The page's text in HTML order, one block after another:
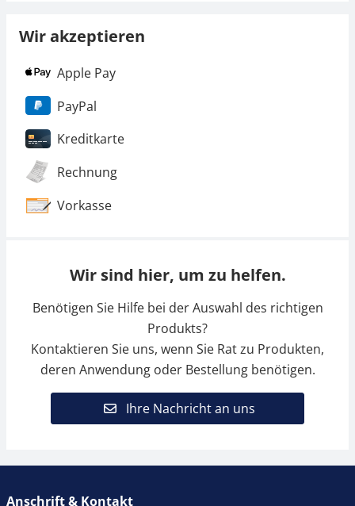
Wir akzeptieren
Apple Pay
PayPal
Kreditkarte
Rechnung
Vorkasse
Wir sind hier, um zu helfen.
Benötigen Sie Hilfe bei der Auswahl des richtigen
Produkts?
Kontaktieren Sie uns, wenn Sie Rat zu Produkten,
deren Anwendung oder Bestellung benötigen.
Ihre Nachricht an uns
Anschrift & Kontakt